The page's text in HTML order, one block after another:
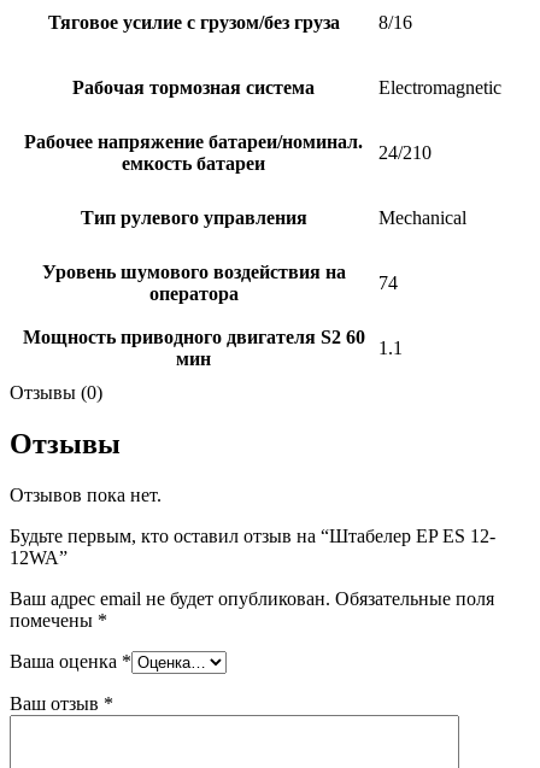
Тяговое усилие с грузом/без груза 8/16
Рабочая тормозная система Electromagnetic
Рабочее напряжение батареи/номинал.
емкость батареи
24/210
Тип рулевого управления Mechanical
Уровень шумового воздействия на
оператора
74
Мощность приводного двигателя S2 60
мин
1.1
Отзывы (0)
Отзывы
Отзывов пока нет.
Будьте первым, кто оставил отзыв на “Штабелер EP ES 12-
12WA”
Ваш адрес email не будет опубликован. Обязательные поля
помечены *
Ваша оценка *
Ваш отзыв *